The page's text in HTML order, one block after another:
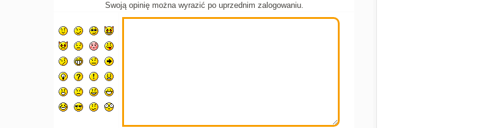
Swoją opinię można wyrazić po uprzednim zalogowaniu.